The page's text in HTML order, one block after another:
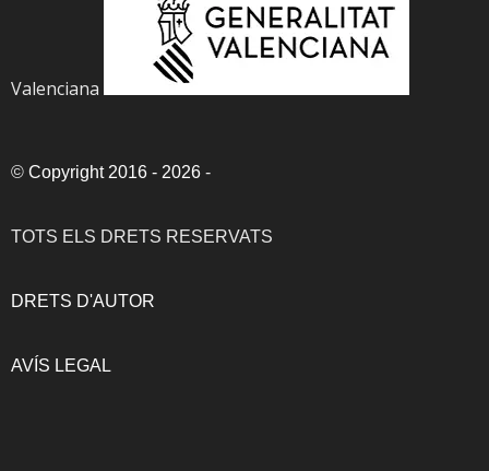
Valenciana
© Copyright 2016 - 2026 -
TOTS ELS DRETS RESERVATS
DRETS D'AUTOR
AVÍS LEGAL